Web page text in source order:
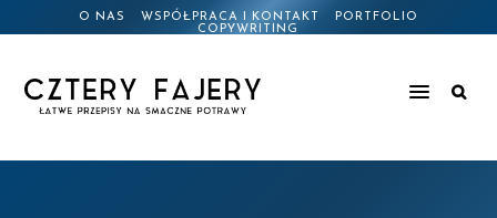
O NAS WSPÓŁPRACA I KONTAKT
PORTFOLIO
COPYWRITING